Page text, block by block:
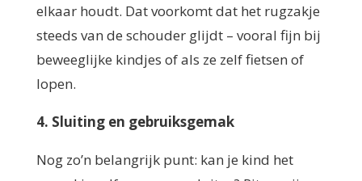
elkaar houdt. Dat voorkomt dat het rugzakje
steeds van de schouder glijdt – vooral fijn bij
beweeglijke kindjes of als ze zelf fietsen of
lopen.
4. Sluiting en gebruiksgemak
Nog zo’n belangrijk punt: kan je kind het